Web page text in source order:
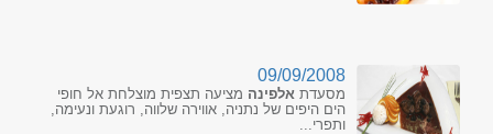
09/09/2008
מסעדתאלפינה מציעה תצפית מוצלחת אל חופי
הים היפים של נתניה, אווירה שלווה, רוגעת ונעימה,
ותפרי...